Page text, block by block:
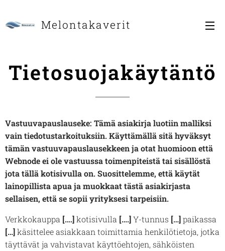
Melontakaverit
Tietosuojakäytäntö
Vastuuvapauslauseke: Tämä asiakirja luotiin malliksi
vain tiedotustarkoituksiin. Käyttämällä sitä hyväksyt
tämän vastuuvapauslausekkeen ja otat huomioon että
Webnode ei ole vastuussa toimenpiteistä tai sisällöstä
jota tällä kotisivulla on. Suosittelemme, että käytät
lainopillista apua ja muokkaat tästä asiakirjasta
sellaisen, että se sopii yrityksesi tarpeisiin.
Verkkokauppa [….]kotisivulla [….]Y-tunnus […]paikassa
[…]käsittelee asiakkaan toimittamia henkilötietoja, jotka
täyttävät ja vahvistavat käyttöehtojen, sähköisten